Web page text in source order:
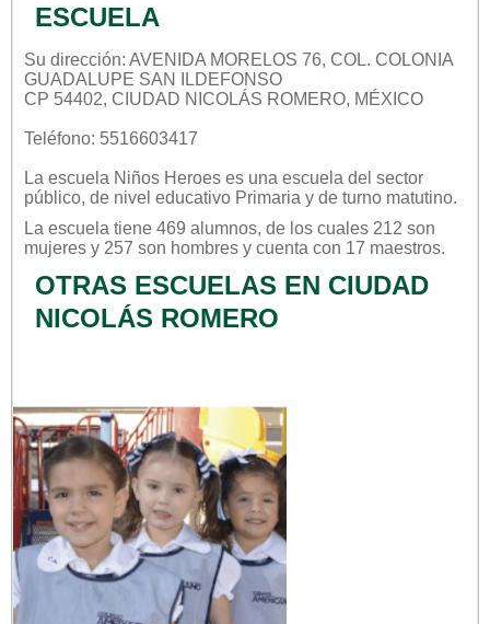
ESCUELA
Su dirección: AVENIDA MORELOS 76, COL. COLONIA
GUADALUPE SAN ILDEFONSO
CP 54402, CIUDAD NICOLÁS ROMERO, MÉXICO
Teléfono: 5516603417
La escuela Niños Heroes es una escuela del sector
público, de nivel educativo Primaria y de turno matutino.
La escuela tiene 469 alumnos, de los cuales 212 son
mujeres y 257 son hombres y cuenta con 17 maestros.
OTRAS ESCUELAS EN CIUDAD
NICOLÁS ROMERO